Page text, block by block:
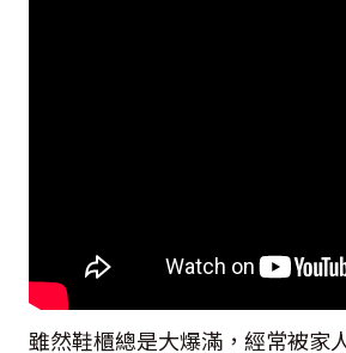
雖然鞋櫃總是大爆滿，經常被家